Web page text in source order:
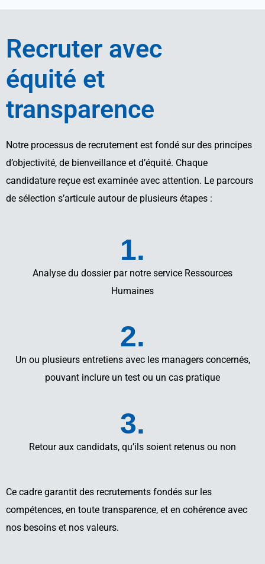
Recruter avec
équité et
transparence
Notre processus de recrutement est fondé sur des principes
d’objectivité, de bienveillance et d’équité. Chaque
candidature reçue est examinée avec attention. Le parcours
de sélection s’articule autour de plusieurs étapes :
1.
Analyse du dossier par notre service Ressources
Humaines
2.
Un ou plusieurs entretiens avec les managers concernés,
pouvant inclure un test ou un cas pratique
3.
Retour aux candidats, qu’ils soient retenus ou non
Ce cadre garantit des recrutements fondés sur les
compétences, en toute transparence, et en cohérence avec
nos besoins et nos valeurs.